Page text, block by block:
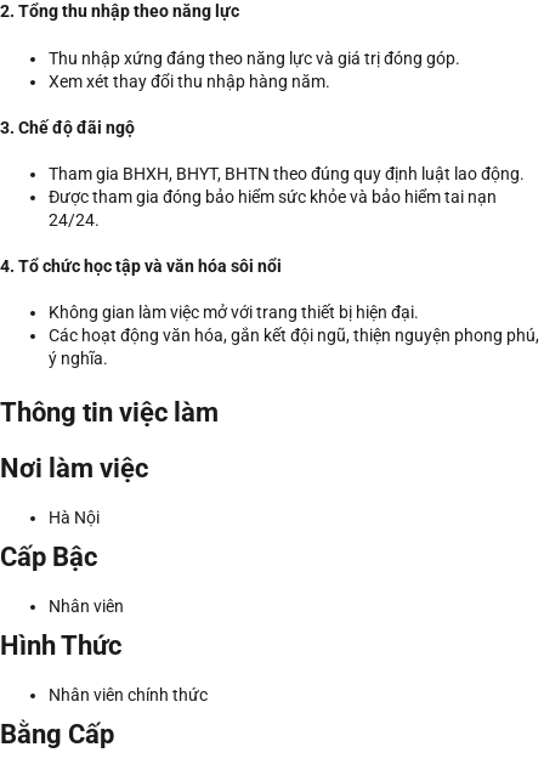
2. Tổng thu nhập theo năng lực
Thu nhập xứng đáng theo năng lực và giá trị đóng góp.
Xem xét thay đổi thu nhập hàng năm.
3. Chế độ đãi ngộ
Tham gia BHXH, BHYT, BHTN theo đúng quy định luật lao động.
Được tham gia đóng bảo hiểm sức khỏe và bảo hiểm tai nạn
24/24.
4. Tổ chức học tập và văn hóa sôi nổi
Không gian làm việc mở với trang thiết bị hiện đại.
Các hoạt động văn hóa, gắn kết đội ngũ, thiện nguyện phong phú,
ý nghĩa.
Thông tin việc làm
Nơi làm việc
Hà Nội
Cấp Bậc
Nhân viên
Hình Thức
Nhân viên chính thức
Bằng Cấp